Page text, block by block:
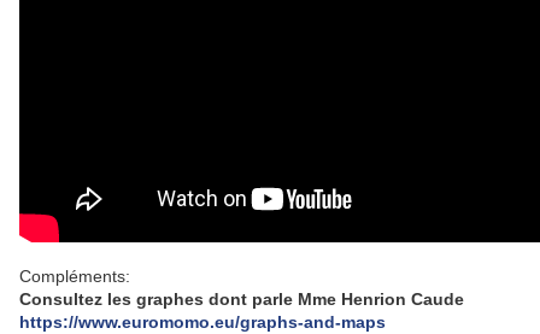
Compléments:
Consultez les graphes dont parle Mme Henrion Caude
https://www.euromomo.eu/graphs-and-maps